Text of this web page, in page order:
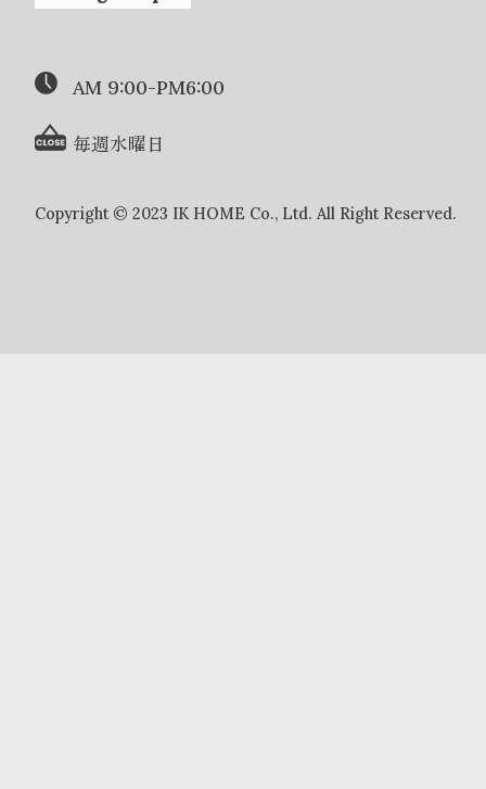
AM 9:00-PM6:00
毎週水曜日
Copyright © 2023 IK HOME Co., Ltd. All Right Reserved.